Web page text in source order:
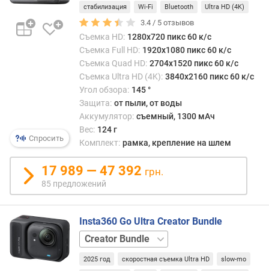
с
ъ
е
K
з
а
м
е
д
л
н
Спросить
стабилизация Wi-Fi Bluetooth Ultra HD (4K)
3.4 / 5 отзывов
Съемка HD: 1280x720 пикс 60 к/с
Съемка Full HD: 1920x1080 пикс 60 к/с
Съемка Quad HD: 2704x1520 пикс 60 к/с
Съемка Ultra HD (4K): 3840x2160 пикс 60 к/с
Угол обзора: 145 °
Защита: от пыли, от воды
Аккумулятор: съемный, 1300 мАч
Вес: 124 г
Комплект: рамка, крепление на шлем
17 989 — 47 392 грн.
85 предложений
Insta360 Go Ultra Creator Bundle
базовый
набор
2025 год скоростная съемка Ultra HD slow-mo